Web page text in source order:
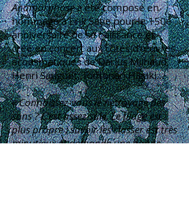
Anamorphosea été composé en
hommage à Erik Satie pour le 150e
anniversaire de sa naissance et
créé en concert aux côtés d'œuvres
acousmatiques de Darius Milhaud,
Henri Sauguet, Tomonari Higaki…
«Connaissez-vous le nettoyage des
sons ? C'est assez sale. Le filage est
plus propre ; savoir les classer est très
minutieux et demande une bonne